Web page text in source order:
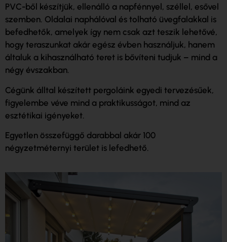
PVC-ből készítjük, ellenálló a napfénnyel, széllel, esővel
szemben. Oldalai naphálóval és tolható üvegfalakkal is
befedhetők, amelyek így nem csak azt teszik lehetővé,
hogy teraszunkat akár egész évben használjuk, hanem
általuk a kihasználható teret is bővíteni tudjuk – mind a
négy évszakban.
Cégünk álltal készített pergoláink egyedi tervezésűek,
figyelembe véve mind a praktikusságot, mind az
esztétikai igényeket.
Egyetlen összefüggő darabbal akár 100
négyzetméternyi terület is lefedhető.